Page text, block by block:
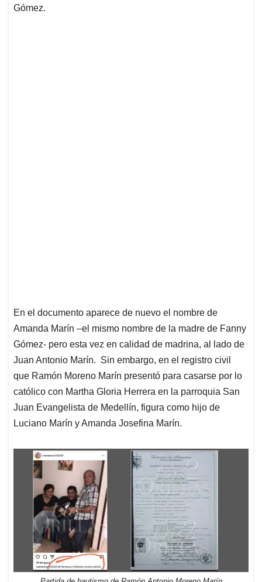
Gómez.
En el documento aparece de nuevo el nombre de
Amanda Marín –el mismo nombre de la madre de Fanny
Gómez- pero esta vez en calidad de madrina, al lado de
Juan Antonio Marín. Sin embargo, en el registro civil
que Ramón Moreno Marín presentó para casarse por lo
católico con Martha Gloria Herrera en la parroquia San
Juan Evangelista de Medellín, figura como hijo de
Luciano Marín y Amanda Josefina Marín.